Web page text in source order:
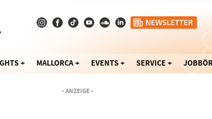
MALLORCA EVENTS SERVICE
- ANZEIGE -